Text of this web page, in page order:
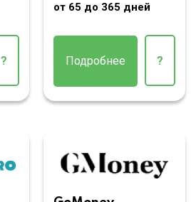
?
от 65 до 365 дней
Подробнее ?